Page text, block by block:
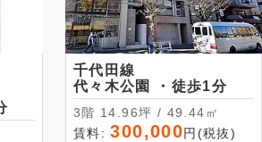
千代田線
代々木公園 ・徒歩1分
3階 14.96坪 / 49.44㎡
賃料:300,000円(税抜)